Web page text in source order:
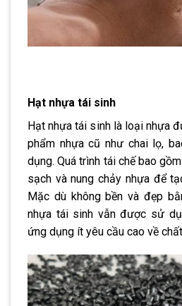
Hạt nhựa tái sinh
Hạt nhựa tái sinh là loại nhựa
phẩm nhựa cũ như chai lọ,
dụng. Quá trình tái chế bao
sạch và nung chảy nhựa để
Mặc dù không bền và đẹp
nhựa tái sinh vẫn được sử
ứng dụng ít yêu cầu cao về